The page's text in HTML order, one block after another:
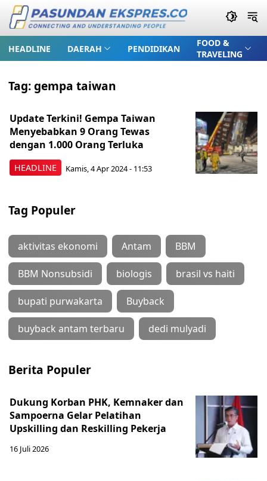
HEADLINE DAERAH PENDIDIKAN
FOOD &
TRAVELING
Tag:gempa taiwan
HEADLINE
Update Terkini! Gempa Taiwan
Menyebabkan 9 Orang Tewas
dengan 1.000 Orang Terluka
Kamis, 4 Apr 2024 - 11:53
Tag Populer
aktivitas ekonomi Antam BBM
BBM Nonsubsidi biologis brasil vs haiti
bupati purwakarta Buyback
buyback antam terbaru dedi mulyadi
Berita Populer
Dukung Korban PHK, Kemnaker dan
Sampoerna Gelar Pelatihan
Upskilling dan Reskilling Pekerja
16 Juli 2026